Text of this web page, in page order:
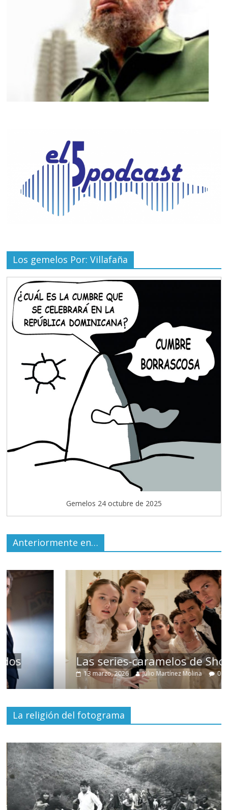
Los gemelos Por: Villafaña
Gemelos 24 octubre de 2025
Anteriormente en…
Las series-caramelos de Shondaland
Julio Martínez Molina 0
La religión del fotograma